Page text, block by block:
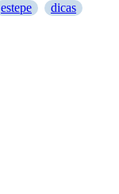
estepe
dicas